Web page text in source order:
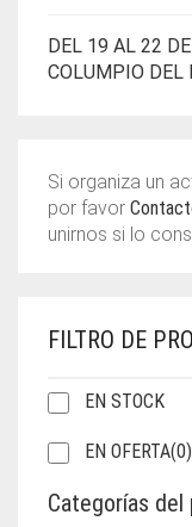
DEL 19 AL 22
COLUMPIO DEL
Si organiza un
por favor
unirnos si lo
FILTRO DE
EN STOCK
EN OFERTA(0)
Categorías del